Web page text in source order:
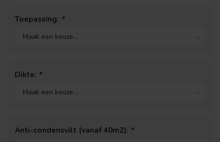
Toepassing: *
Dikte: *
Anti-condensvilt (vanaf 40m2): *